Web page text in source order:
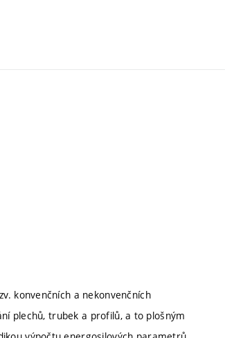
konvenčních a nekonvenčních
plechů, trubek a profilů, a to plošným